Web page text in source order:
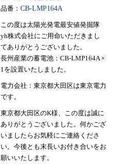
品番： CB-LMP164A
この度は太陽光発電最安値発掘隊
yh株式会社にご用命いただきまし
てありがとうございました。
長州産業の蓄電池：CB-LMP164A ×
1を設置いたしました。
電力会社：東京都大田区は東京電力
です。
東京都大田区のK様、この度は誠に
ありがとうございました。何かござ
いましたらお気軽にご連絡くださ
い。今後とも末長いお付き合いをお
願いいたします。